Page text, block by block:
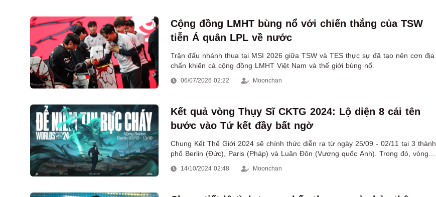
Cộng đồng LMHT bùng nổ với chiến thắng của TSW
tiễn Á quân LPL về nước
Trận đấu nhánh thua tại MSI 2026 giữa TSW và TES thực sự đã tạo nên cơn địa
chấn khiến cả cộng đồng LMHT Việt Nam và thế giới bùng nổ.
06/07/2026 02:22 Moonchan
Kết quả vòng Thụy Sĩ CKTG 2024: Lộ diện 8 cái tên
bước vào Tứ kết đầy bất ngờ
Chung Kết Thế Giới 2024 sẽ chính thức diễn ra từ ngày 25/09 - 02/11 tại 3 thành
phố Berlin (Đức), Paris (Pháp) và Luân Đôn (Vương quốc Anh). Trong đó, vòng
Thụy Sĩ sẽ diễn ra từ 03/10 - 13/10 tại Paris.
14/10/2024 02:48 Moonchan